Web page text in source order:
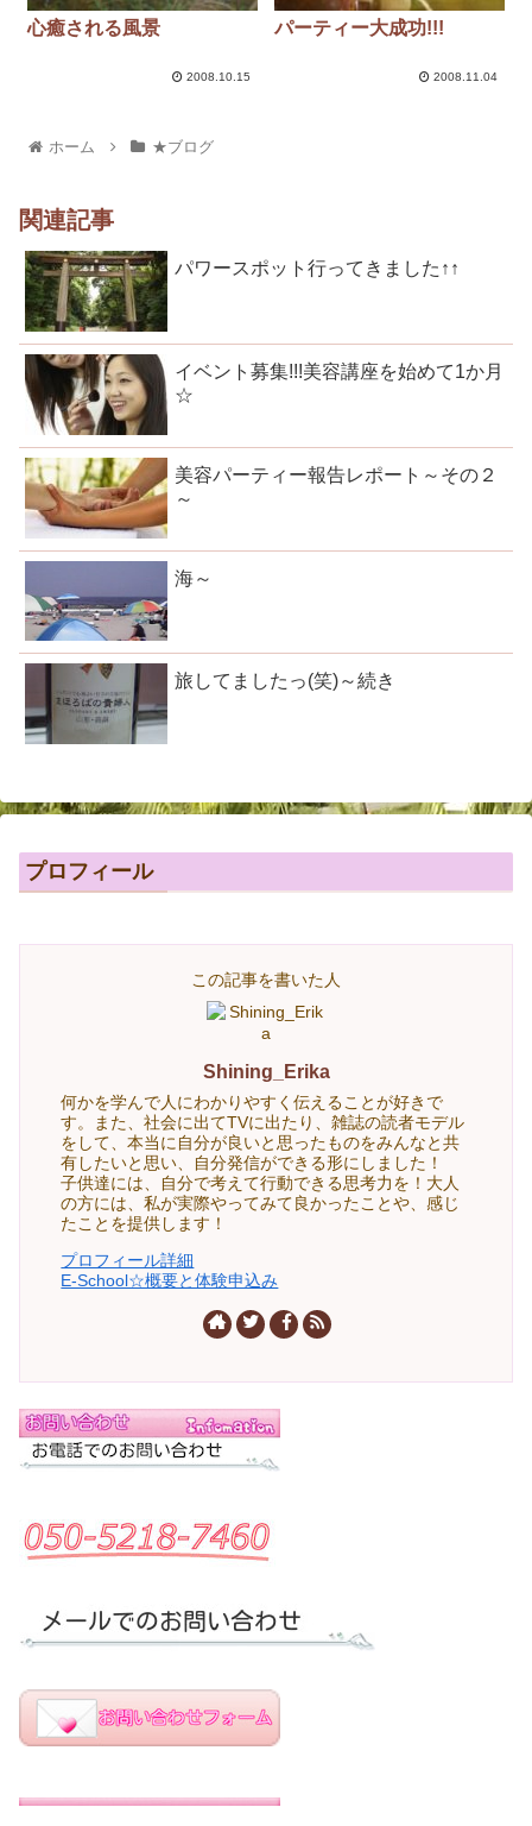
心癒される風景
2008.10.15
パーティー大成功!!!
2008.11.04
ホーム ★ブログ
関連記事
パワースポット行ってきました↑↑
イベント募集!!!美容講座を始めて1か月
☆
美容パーティー報告レポート～その２
～
海～
旅してましたっ(笑)～続き
プロフィール
この記事を書いた人
Shining_Erika
何かを学んで人にわかりやすく伝えることが好きで
す。また、社会に出てTVに出たり、雑誌の読者モデル
をして、本当に自分が良いと思ったものをみんなと共
有したいと思い、自分発信ができる形にしました！
子供達には、自分で考えて行動できる思考力を！大人
の方には、私が実際やってみて良かったことや、感じ
たことを提供します！
プロフィール詳細
E-School☆概要と体験申込み